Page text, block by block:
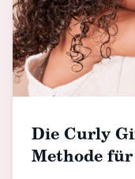
Die Curly
Methode